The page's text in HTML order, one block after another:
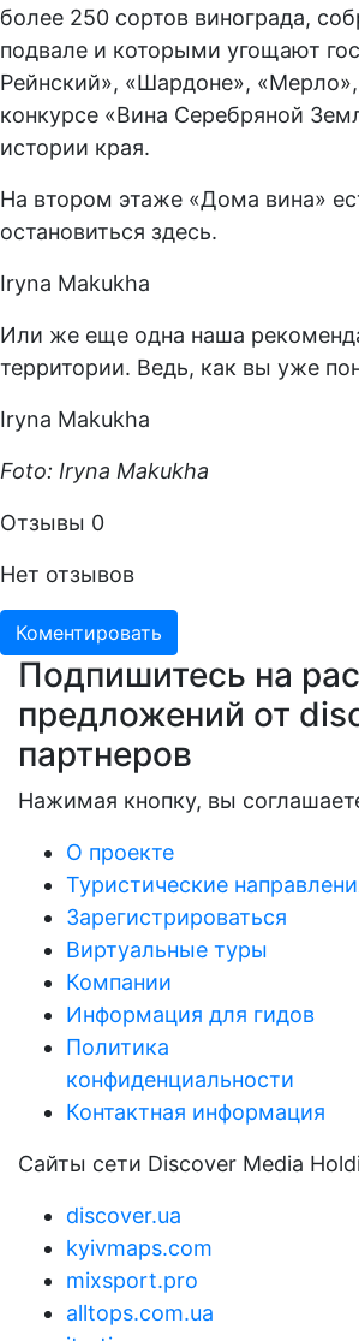
более 250 сортов винограда,
подвале и которыми угощают
Рейнский», «Шардоне»,
конкурсе «Вина Серебряной
истории края.
На втором этаже «Дома вина»
остановиться здесь.
Iryna Makukha
Или же еще одна наша
территории. Ведь, как вы уже
Iryna Makukha
Foto: Iryna Makukha
Отзывы 0
Нет отзывов
Коментировать
Подпишитесь на
предложений от
партнеров
Нажимая кнопку, вы
О проекте
Туристические
Зарегистрироваться
Виртуальные туры
Компании
Информация для гидов
Политика
конфиденциальности
Контактная информация
Сайты сети Discover Media
discover.ua
kyivmaps.com
mixsport.pro
alltops.com.ua